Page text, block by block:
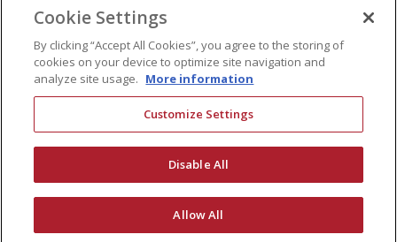
SCSコンフォーマルコーティング
パリレンコーティングの概要
液体コンフォーマルコーティング
SCS PlasmaGuard™コーティング
会社概要
© Copyright 2026 Specialty Coating Systems Inc. All Rights Reserved.
Cookie Settings
By clicking “Accept All Cookies”, you agree to the storing of
cookies on your device to optimize site navigation and
analyze site usage. More information
Customize Settings
Disable All
Allow All